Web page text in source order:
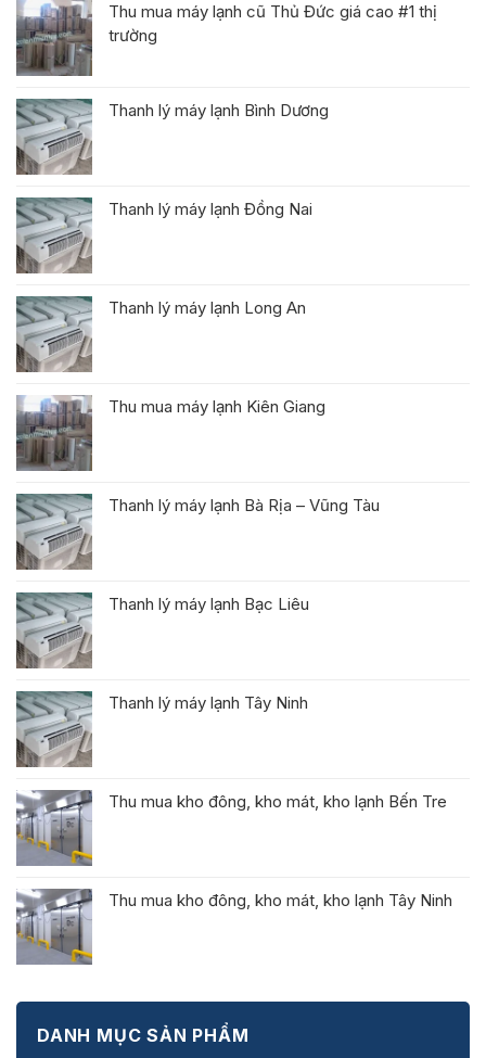
Thu mua máy lạnh cũ Thủ Đức giá cao #1 thị
trường
Thanh lý máy lạnh Bình Dương
Thanh lý máy lạnh Đồng Nai
Thanh lý máy lạnh Long An
Thu mua máy lạnh Kiên Giang
Thanh lý máy lạnh Bà Rịa – Vũng Tàu
Thanh lý máy lạnh Bạc Liêu
Thanh lý máy lạnh Tây Ninh
Thu mua kho đông, kho mát, kho lạnh Bến Tre
Thu mua kho đông, kho mát, kho lạnh Tây Ninh
DANH MỤC SẢN PHẨM